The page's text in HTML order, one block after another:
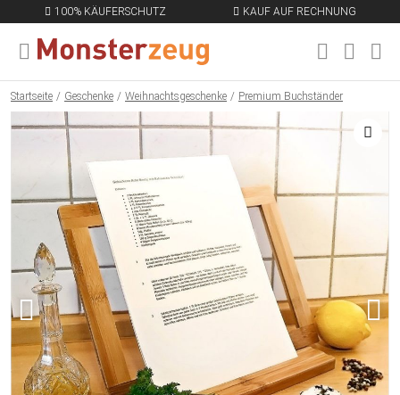
100% KÄUFERSCHUTZ KAUF AUF RECHNUNG
MENÜ SCHLIESSEN
Startseite Geschenke Weihnachtsgeschenke Premium Buchständer